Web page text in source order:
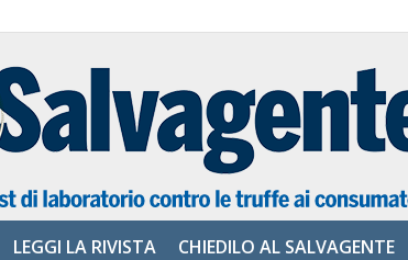
LEGGI LA RIVISTA CHIEDILO AL SALVAGENTE